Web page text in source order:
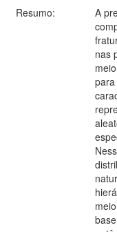
Resumo:
A
nas